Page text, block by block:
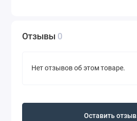
Отзывы 0
Нет отзывов об этом товаре.
Оставить отзыв